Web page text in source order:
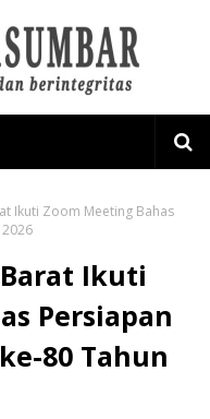
Ikuti Zoom Meeting Bahas
Ikuti
Persiapan
80 Tahun